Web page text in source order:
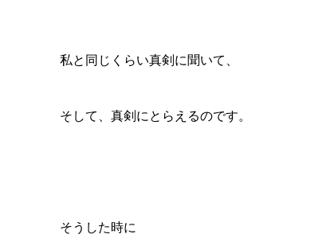
私と同じくらい真剣に聞いて、
そして、真剣にとらえるのです。
そうした時に